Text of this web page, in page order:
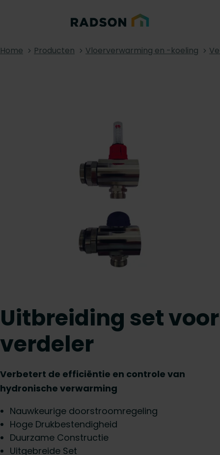
Home Producten Vloerverwarming en -koeling
Uitbreiding set voor
verdeler
Verbetert de efficiëntie en controle van
hydronische verwarming
Nauwkeurige doorstroomregeling
Hoge Drukbestendigheid
Duurzame Constructie
Uitgebreide Set